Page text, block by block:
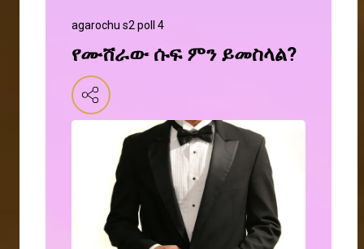
agarochu s2 poll 4
የሙሸራው ሱፍ ምን ይመስላል?